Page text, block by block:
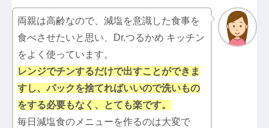
両親は高齢なので、減塩を意識した食事を
食べさせたいと思い、Dr.つるかめ キッチン
をよく使っています。
レンジでチンするだけで出すことができま
すし、パックを捨てればいいので洗いもの
をする必要もなく、とても楽です。
毎日減塩食のメニューを作るのは大変で